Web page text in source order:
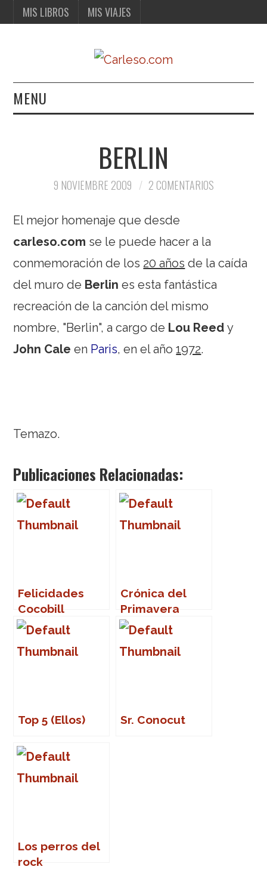
MIS LIBROS MIS VIAJES
MENU
BERLIN
9 NOVIEMBRE 2009 2 COMENTARIOS
El mejor homenaje que desde
carleso.com se le puede hacer a la
conmemoración de los 20 años de la caída
del muro de Berlines esta fantástica
recreación de la canción del mismo
nombre, "Berlin", a cargo de Lou Reedy
John Caleen Paris, en el año1972.
Temazo.
Publicaciones Relacionadas:
Felicidades
Cocobill
Crónica del
Primavera
Sound 2007
Top 5 (Ellos) Sr. Conocut
Los perros del
rock